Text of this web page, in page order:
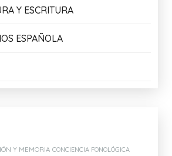
Y ESCRITURA
ESPAÑOLA
Y MEMORIA CONCIENCIA FONOLÓGICA